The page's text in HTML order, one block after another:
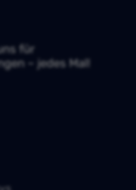
für
– jedes Mal!